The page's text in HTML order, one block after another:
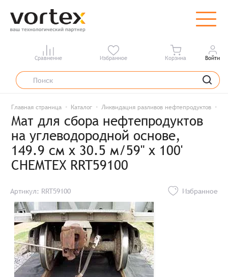
Сравнение Избранное Корзина Войти
Главная страница Каталог Ликвидация разливов нефтепродуктов
Мат для сбора нефтепродуктов
на углеводородной основе,
149.9 см x 30.5 м/59" x 100'
CHEMTEX RRT59100
Артикул: RRT59100 Избранное